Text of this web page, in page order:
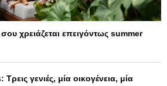
χρειάζεται επειγόντως summer
γενιές, μία οικογένεια, μία